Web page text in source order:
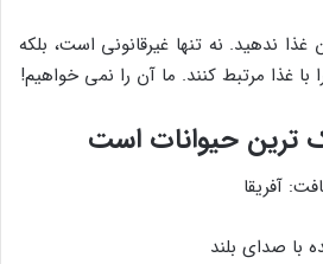
ندهید. نه تنها غیرقانونی است، بلکه
با غذا مرتبط کنند. ما آن را نمی خواهیم!
ترین حیوانات است
آفریقا
با صدای بلند